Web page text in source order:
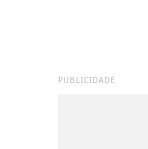
PUBLICIDADE